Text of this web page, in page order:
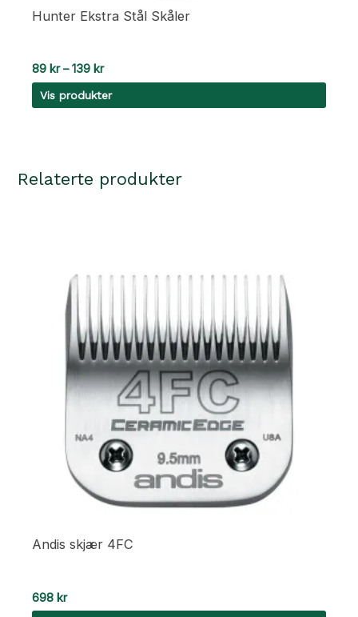
Hunter Ekstra Stål Skåler
89 kr – 139 krPrisområde:
89 kr
til
139 kr
Vis produkter
Relaterte produkter
Andis skjær 4FC
698 kr